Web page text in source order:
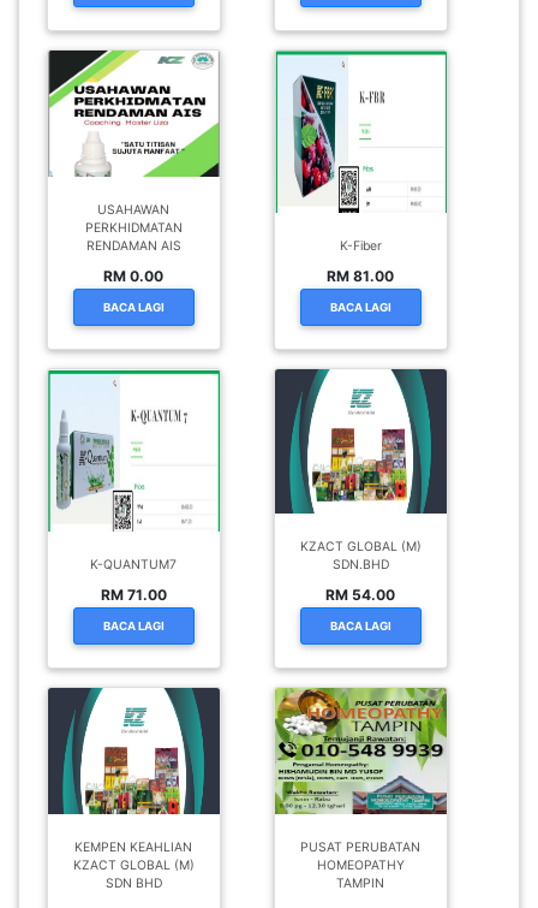
USAHAWAN
PERKHIDMATAN
RENDAMAN AIS
RM 0.00
BACA LAGI
K-Fiber
RM 81.00
BACA LAGI
K-QUANTUM7
RM 71.00
BACA LAGI
KZACT GLOBAL (M)
SDN.BHD
RM 54.00
BACA LAGI
KEMPEN KEAHLIAN
KZACT GLOBAL (M)
SDN BHD
PUSAT PERUBATAN
HOMEOPATHY
TAMPIN